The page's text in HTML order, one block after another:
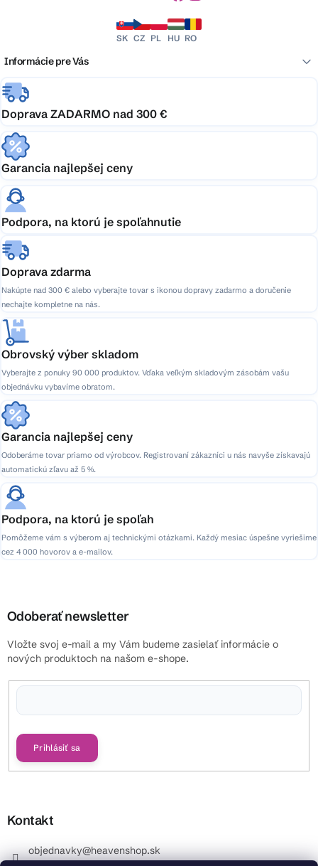
SK CZ PL HU RO
Informácie pre Vás
Doprava ZADARMO nad 300 €
Garancia najlepšej ceny
Podpora, na ktorú je spoľahnutie
Doprava zdarma
Nakúpte nad 300 € alebo vyberajte tovar s ikonou dopravy zadarmo a doručenie
nechajte kompletne na nás.
Obrovský výber skladom
Vyberajte z ponuky 90 000 produktov. Vďaka veľkým skladovým zásobám vašu
objednávku vybavíme obratom.
Garancia najlepšej ceny
Odoberáme tovar priamo od výrobcov. Registrovaní zákazníci u nás navyše získavajú
automatickú zľavu až 5 %.
Podpora, na ktorú je spoľah
Pomôžeme vám s výberom aj technickými otázkami. Každý mesiac úspešne vyriešime
cez 4 000 hovorov a e-mailov.
Odoberať newsletter
Vložte svoj e-mail a my Vám budeme zasielať informácie o
nových produktoch na našom e-shope.
Prihlásiť sa
Kontakt
objednavky@heavenshop.sk